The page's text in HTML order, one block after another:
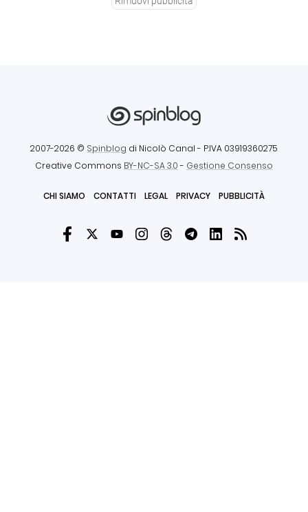
2007-2026 © Spinblog di Nicolò Canal - P.IVA 03919360275
Creative Commons BY-NC-SA 3.0- Gestione Consenso
CHI SIAMO CONTATTI LEGAL PRIVACY PUBBLICITÀ